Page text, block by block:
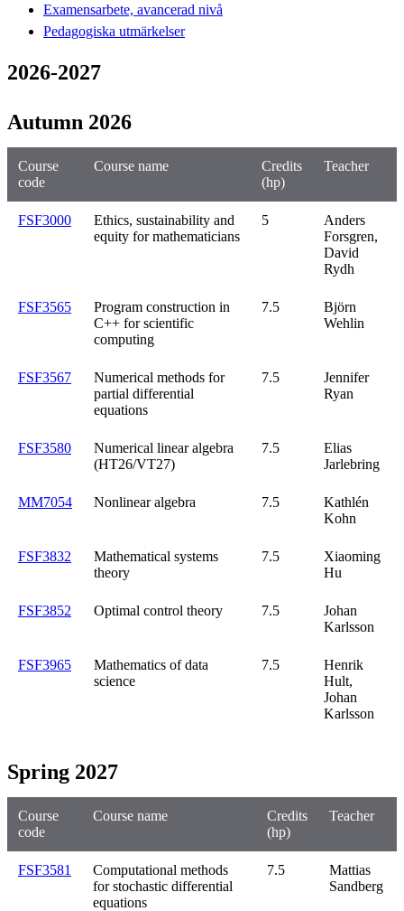
Examensarbete, avancerad nivå
Pedagogiska utmärkelser
2026-2027
Autumn 2026
Course
code
Course name
Credits
(hp)
Teacher
FSF3000
Ethics, sustainability and
equity for mathematicians
5
Anders
Forsgren,
David
Rydh
FSF3565
Program construction in
C++ for scientific
computing
7.5
Björn
Wehlin
FSF3567
Numerical methods for
partial differential
equations
7.5
Jennifer
Ryan
FSF3580
Numerical linear algebra
(HT26/VT27)
7.5
Elias
Jarlebring
MM7054 Nonlinear algebra 7.5
Kathlén
Kohn
FSF3832
Mathematical systems
theory
7.5
Xiaoming
Hu
FSF3852 Optimal control theory 7.5
Johan
Karlsson
FSF3965
Mathematics of data
science
7.5
Henrik
Hult,
Johan
Karlsson
Spring 2027
Course
code
Course name
Credits
(hp)
Teacher
FSF3581
Computational methods
for stochastic differential
equations
7.5
Mattias
Sandberg